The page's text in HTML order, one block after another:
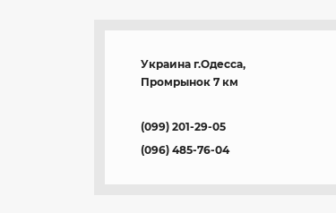
Украина г.Одесса,
Промрынок 7 км
(099) 201-29-05
(096) 485-76-04